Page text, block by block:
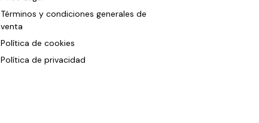
Términos y condiciones generales de
venta
Política de cookies
Política de privacidad